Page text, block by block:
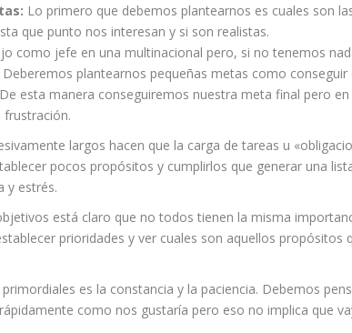
Lo primero que debemos plantearnos es cuales son
que punto nos interesan y si son realistas.
como jefe en una multinacional pero, si no tenemos
plantearnos pequeñas metas como conseguir
esta manera conseguiremos nuestra meta final pero en
largos hacen que la carga de tareas u
pocos propósitos y cumplirlos que generar una
y estrés.
está claro que no todos tienen la misma
prioridades y ver cuales son aquellos propósitos
es la constancia y la paciencia. Debemos
como nos gustaría pero eso no implica que